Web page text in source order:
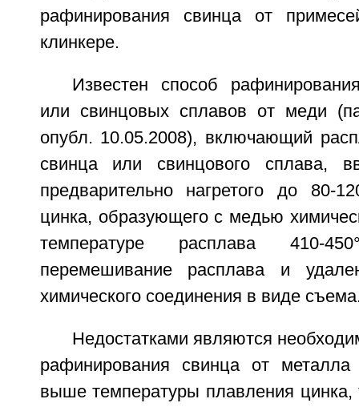
рафинирования свинца от
клинкере.
Известен способ
или свинцовых сплавов от меди
опубл. 10.05.2008), включающий
свинца или свинцового сплава,
предварительно нагретого до 80-
цинка, образующего с медью
температуре расплава 410-
перемешивание расплава и
химического соединения в виде
Недостатками являются
рафинирования свинца от
выше температуры плавления цинка,